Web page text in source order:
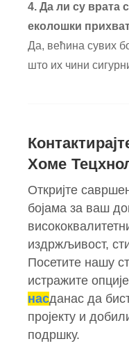
4. Да ли су
еколошки
Да, већина сувих
што их чини
Хоме
Откријте
бојама за ваш
издржљивост,
Посетите нашу
истражите
насданас да
пројекту и
подршку.